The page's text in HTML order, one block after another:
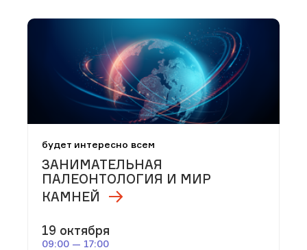
будет интересно всем
ЗАНИМАТЕЛЬНАЯ
ПАЛЕОНТОЛОГИЯ И МИР
КАМНЕЙ
19 октября
09:00 — 17:00